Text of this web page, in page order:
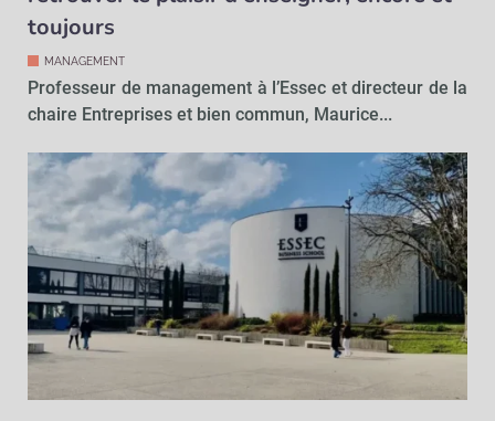
toujours
MANAGEMENT
Professeur de management à l’Essec et directeur de la
chaire Entreprises et bien commun, Maurice...